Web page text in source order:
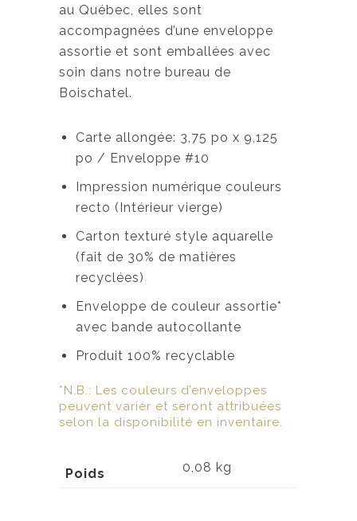
au Québec, elles sont
accompagnées d’une enveloppe
assortie et sont emballées avec
soin dans notre bureau de
Boischatel.
Carte allongée: 3,75 po x 9,125
po / Enveloppe #10
Impression numérique couleurs
recto (Intérieur vierge)
Carton texturé style aquarelle
(fait de 30% de matières
recyclées)
Enveloppe de couleur assortie*
avec bande autocollante
Produit 100% recyclable
*N.B.: Les couleurs d’enveloppes
peuvent varier et seront attribuées
selon la disponibilité en inventaire.
Poids 0,08 kg